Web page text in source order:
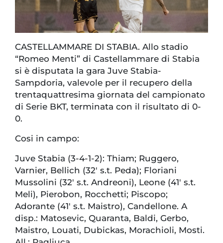
CASTELLAMMARE DI STABIA. Allo stadio
“Romeo Menti” di Castellammare di Stabia
si è disputata la gara Juve Stabia-
Sampdoria, valevole per il recupero della
trentaquattresima giornata del campionato
di Serie BKT, terminata con il risultato di 0-
0.
Cosi in campo:
Juve Stabia (3-4-1-2): Thiam; Ruggero,
Varnier, Bellich (32′ s.t. Peda); Floriani
Mussolini (32′ s.t. Andreoni), Leone (41′ s.t.
Meli), Pierobon, Rocchetti; Piscopo;
Adorante (41′ s.t. Maistro), Candellone. A
disp.: Matosevic, Quaranta, Baldi, Gerbo,
Maistro, Louati, Dubickas, Morachioli, Mosti.